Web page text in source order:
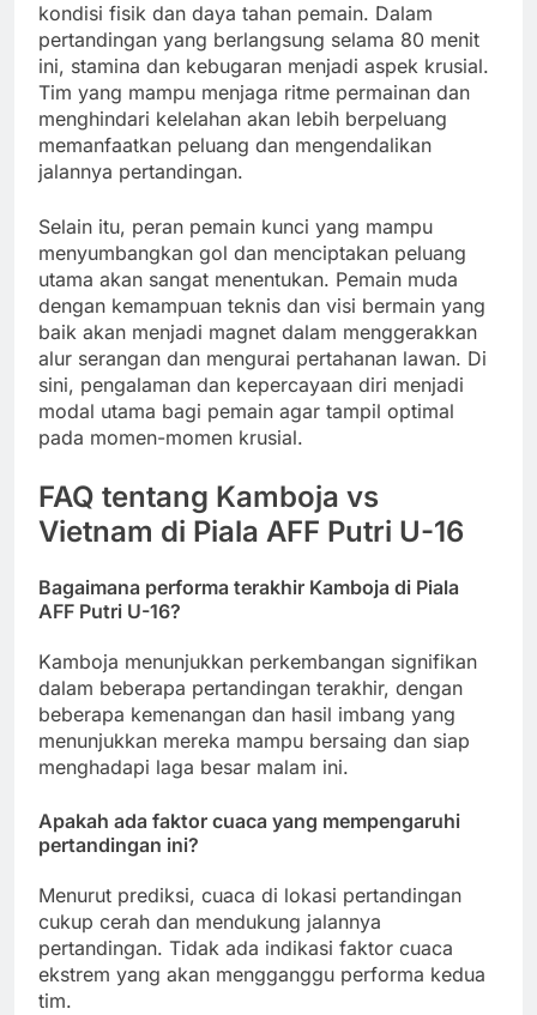
kondisi fisik dan daya tahan pemain. Dalam
pertandingan yang berlangsung selama 80 menit
ini, stamina dan kebugaran menjadi aspek krusial.
Tim yang mampu menjaga ritme permainan dan
menghindari kelelahan akan lebih berpeluang
memanfaatkan peluang dan mengendalikan
jalannya pertandingan.
Selain itu, peran pemain kunci yang mampu
menyumbangkan gol dan menciptakan peluang
utama akan sangat menentukan. Pemain muda
dengan kemampuan teknis dan visi bermain yang
baik akan menjadi magnet dalam menggerakkan
alur serangan dan mengurai pertahanan lawan. Di
sini, pengalaman dan kepercayaan diri menjadi
modal utama bagi pemain agar tampil optimal
pada momen-momen krusial.
FAQ tentang Kamboja vs
Vietnam di Piala AFF Putri U-16
Bagaimana performa terakhir Kamboja di Piala
AFF Putri U-16?
Kamboja menunjukkan perkembangan signifikan
dalam beberapa pertandingan terakhir, dengan
beberapa kemenangan dan hasil imbang yang
menunjukkan mereka mampu bersaing dan siap
menghadapi laga besar malam ini.
Apakah ada faktor cuaca yang mempengaruhi
pertandingan ini?
Menurut prediksi, cuaca di lokasi pertandingan
cukup cerah dan mendukung jalannya
pertandingan. Tidak ada indikasi faktor cuaca
ekstrem yang akan mengganggu performa kedua
tim.